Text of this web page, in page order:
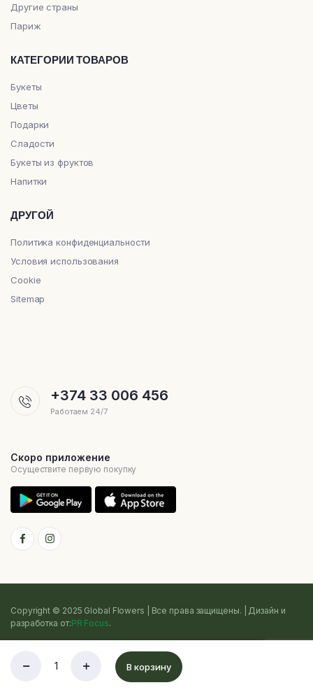
В корзину
Другие страны
Париж
КАТЕГОРИИ ТОВАРОВ
Букеты
Цветы
Подарки
Сладости
Букеты из фруктов
Напитки
ДРУГОЙ
Политика конфиденциальности
Условия использования
Cookie
Sitemap
+374 33 006 456
Работаем 24/7
Скоро приложение
Осуществите первую покупку
Copyright © 2025 Global Flowers | Все права защищены. | Дизайн и
разработка от:PR Focus.
Политика конфиденциальности Условия использования
Sitemap